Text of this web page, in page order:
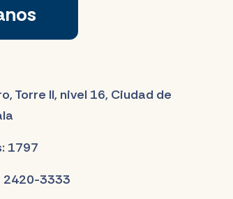
Torre II, nivel 16, Ciudad de
1797
2420-3333